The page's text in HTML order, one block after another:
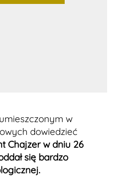
w
dowiedzieć
Chajzer w dniu 26
się bardzo